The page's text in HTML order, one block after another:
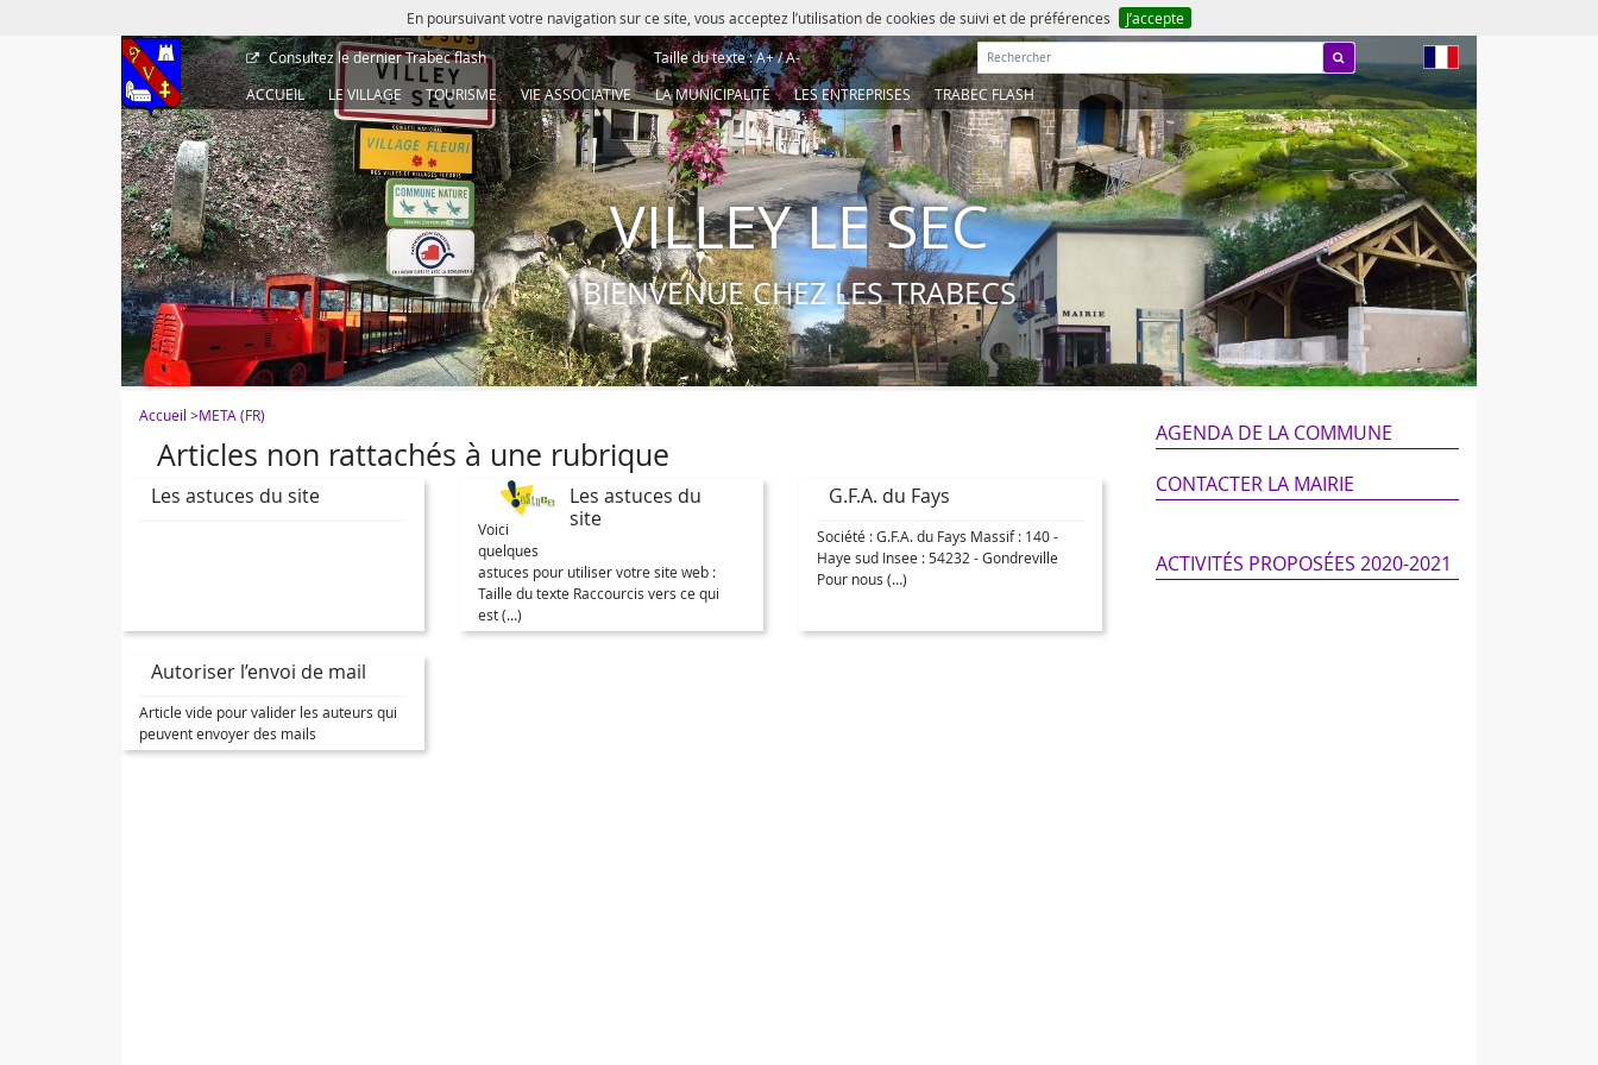
En poursuivant votre navigation sur ce site, vous acceptez l’utilisation de cookies de suivi et de préférences J’accepte
Consultez le dernierTrabec flash Taille du texte :A+/A- Rechercher :
ACCUEIL
LE VILLAGE TOURISME VIE ASSOCIATIVE LA MUNICIPALITÉ LES ENTREPRISES TRABEC FLASH
VILLEY LE SEC
BIENVENUE CHEZ LES TRABECS
Accueil >META (FR)
Articles non rattachés à une rubrique
Les astuces du site
Les astuces du
site
Voici
quelques
astuces pour utiliser votre site web :
Taille du texte Raccourcis vers ce qui
est (…)
G.F.A. du Fays
Société : G.F.A. du Fays Massif : 140 -
Haye sud Insee : 54232 - Gondreville
Pour nous (…)
Autoriser l’envoi de mail
Article vide pour valider les auteurs qui
peuvent envoyer des mails
AGENDA DE LA COMMUNE
CONTACTER LA MAIRIE
ACTIVITÉS PROPOSÉES 2020-2021